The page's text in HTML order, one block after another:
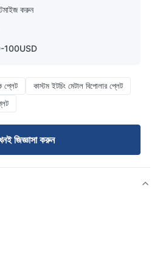
করুন
100USD
প্লেট
কাস্টম ইটচিং মেটাল বিপোলার প্লেট
জিজ্ঞাসা করুন